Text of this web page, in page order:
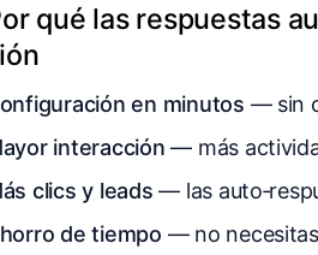
qué las respuestas
en minutos — sin
interacción — más
clics y leads — las
de tiempo — no